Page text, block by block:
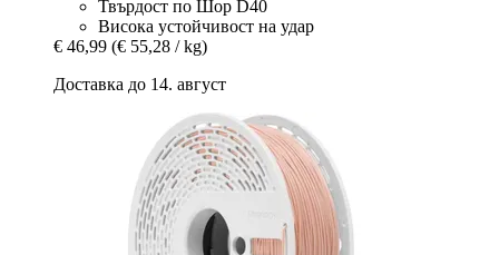
Твърдост по Шор D40
Висока устойчивост на удар
€ 46,99 (€ 55,28 / kg)
Доставка до 14. август